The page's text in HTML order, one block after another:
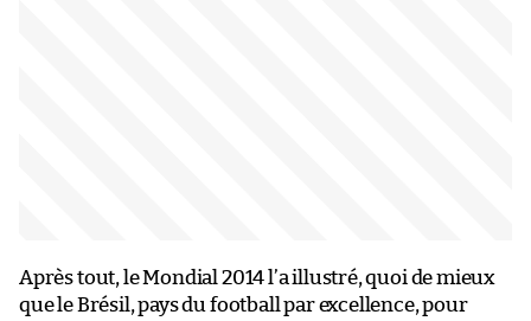
Après tout, le Mondial 2014 l’a illustré, quoi de mieux
que le Brésil, pays du football par excellence, pour